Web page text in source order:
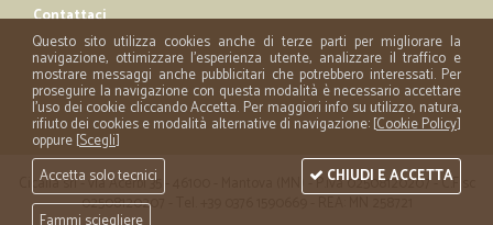
Contattaci
Cicalia srl - via Acerbi 35 - 46100 - Mantova (MN) - P.iva 02508120207 - C.Fisc
02508120207 - Tel. +39 0376 1590669 - REA: MN 258721
Questo sito utilizza cookies anche di terze parti per migliorare la
navigazione, ottimizzare l'esperienza utente, analizzare il traffico e
mostrare messaggi anche pubblicitari che potrebbero interessati. Per
proseguire la navigazione con questa modalità è necessario accettare
l'uso dei cookie cliccando Accetta. Per maggiori info su utilizzo, natura,
rifiuto dei cookies e modalità alternative di navigazione: [Cookie Policy]
oppure [Scegli]
Accetta solo tecnici
CHIUDI E ACCETTA